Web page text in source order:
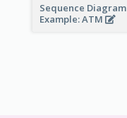
Sequence Diagram
Example: ATM